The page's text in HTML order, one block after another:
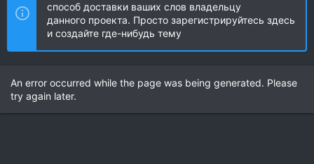
способ доставки ваших слов владельцу
данного проекта. Просто зарегистрируйтесь здесь
и создайте где-нибудь тему
An error occurred while the page was being generated. Please
try again later.